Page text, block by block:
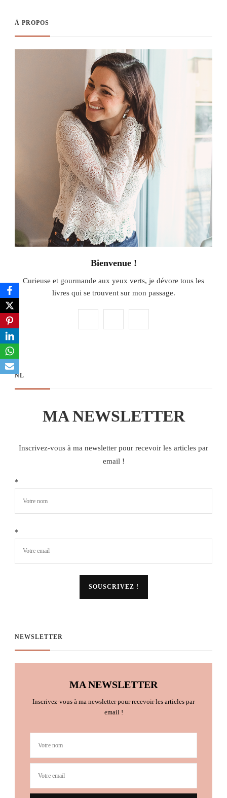
À PROPOS
Bienvenue !
Curieuse et gourmande aux yeux verts, je dévore tous les
livres qui se trouvent sur mon passage.
NL
MA NEWSLETTER
Inscrivez-vous à ma newsletter pour recevoir les articles par
email !
*
*
NEWSLETTER
MA NEWSLETTER
Inscrivez-vous à ma newsletter pour recevoir les articles par
email !